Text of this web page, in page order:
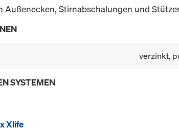
Außenecken, Stirnabschalungen und
verzinkt,
SYSTEMEN
Xlife